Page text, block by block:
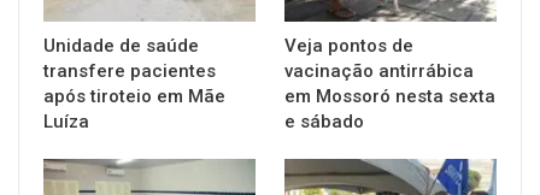
Unidade de saúde
transfere pacientes
após tiroteio em Mãe
Luíza
Veja pontos de
vacinação antirrábica
em Mossoró nesta sexta
e sábado